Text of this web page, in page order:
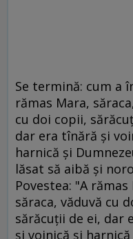
Se termină: cum a
rămas Mara,
cu doi copii,
dar era tînără şi
harnică şi
lăsat să aibă şi
Povestea: "A rămas
săraca, văduvă cu
sărăcuţii de ei, dar
şi voinică şi harnică